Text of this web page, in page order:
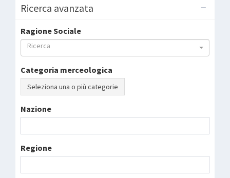
Ricerca avanzata
Ragione Sociale
Ricerca
Categoria merceologica
Seleziona una o più categorie
Nazione
Regione